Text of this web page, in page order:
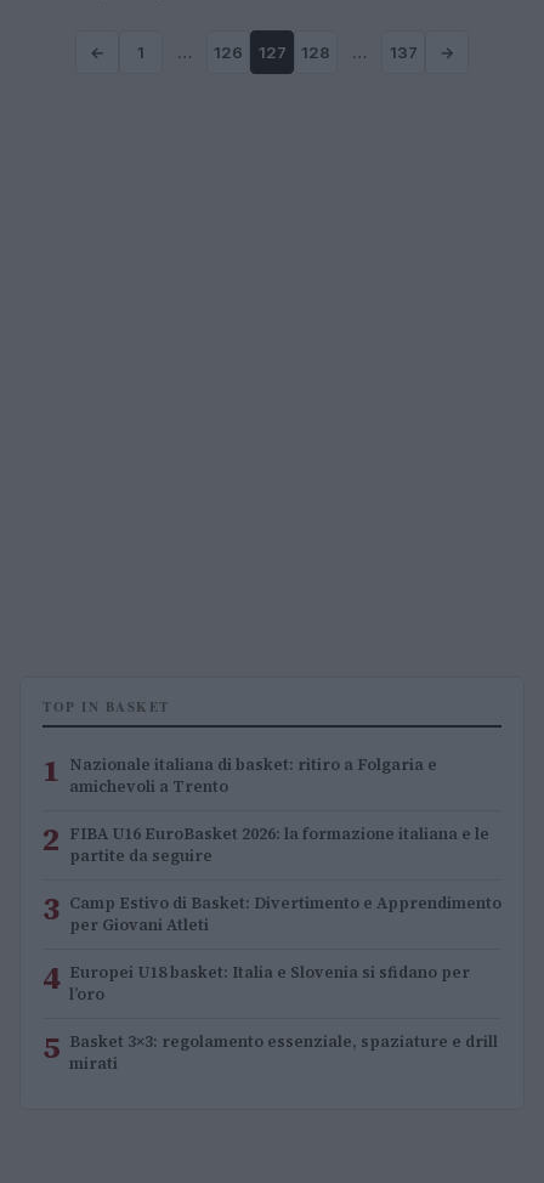
← 1 … 126 127 128 … 137 →
TOP IN BASKET
1 Nazionale italiana di basket: ritiro a Folgaria e
amichevoli a Trento
2 FIBA U16 EuroBasket 2026: la formazione italiana e le
partite da seguire
3 Camp Estivo di Basket: Divertimento e Apprendimento
per Giovani Atleti
4 Europei U18 basket: Italia e Slovenia si sfidano per
l’oro
5 Basket 3×3: regolamento essenziale, spaziature e drill
mirati